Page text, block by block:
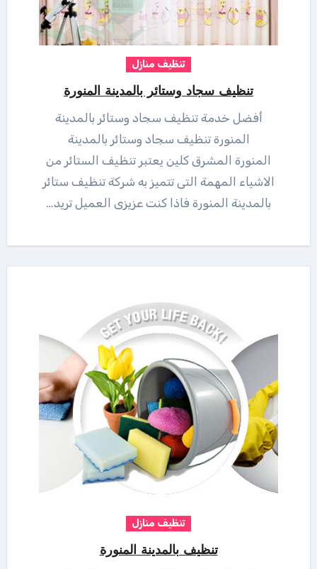
تنظيف منازل
تنظيف سجاد وستائر بالمدينة المنورة
أفضل خدمة تنظيف سجاد وستائر بالمدينة
المنورة تنظيف سجاد وستائر بالمدينة
المنورة المشرق كلين يعتبر تنظيف الستائر من
الاشياء المهمة التى تتميز به شركة تنظيف ستائر
بالمدينة المنورة فاذا كنت عزيزى العميل تريد…
تنظيف منازل
تنظيف بالمدينة المنورة